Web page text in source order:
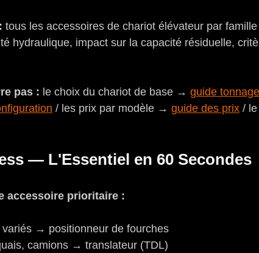
tous les accessoires de chariot élévateur par
hydraulique, impact sur la capacité résiduelle,
pas : le choix du chariot de base → guide tonnage
/ les prix par modèle → guide des prix /
— L'Essentiel en 60 Secondes
accessoire prioritaire :
variés → positionneur de fourches
camions → translateur (TDL)